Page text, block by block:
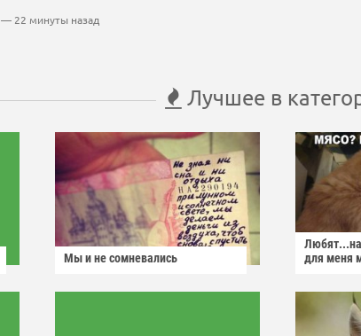
— 22 минуты назад
Лучшее в
Мы и не сомневались
для меня